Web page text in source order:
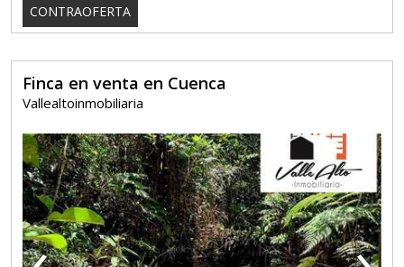
CONTRAOFERTA
Finca en venta en Cuenca
Vallealtoinmobiliaria